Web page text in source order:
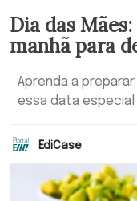
Dia das
manhã para
Aprenda a
essa data especial
EdiCase